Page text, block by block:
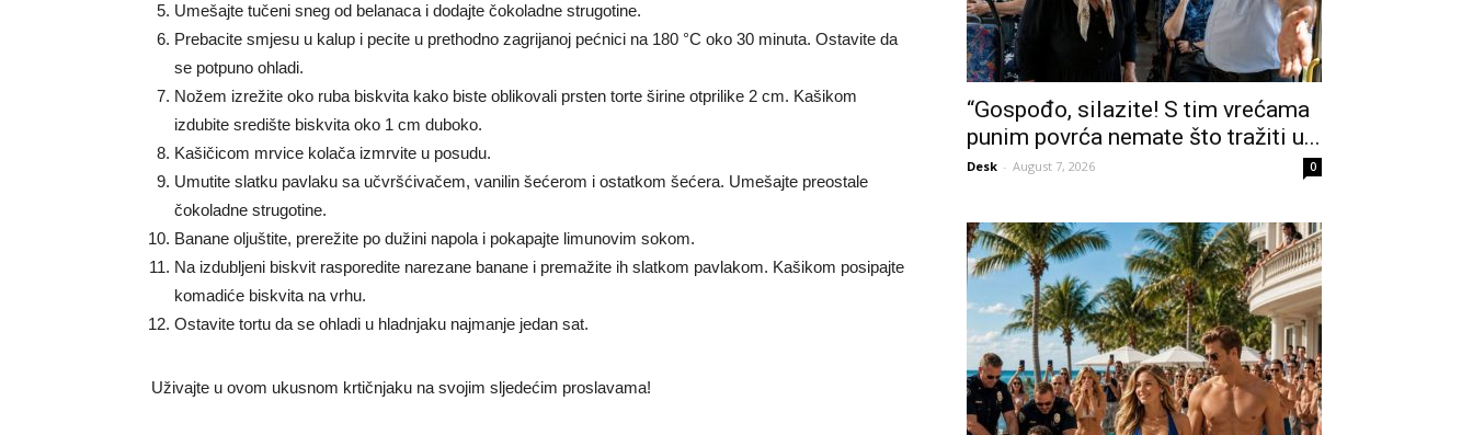
Umešajte tučeni sneg od belanaca i dodajte čokoladne strugotine.
Prebacite smjesu u kalup i pecite u prethodno zagrijanoj pećnici na 180 °C oko 30 minuta. Ostavite da
se potpuno ohladi.
Nožem izrežite oko ruba biskvita kako biste oblikovali prsten torte širine otprilike 2 cm. Kašikom
izdubite središte biskvita oko 1 cm duboko.
Kašičicom mrvice kolača izmrvite u posudu.
Umutite slatku pavlaku sa učvršćivačem, vanilin šećerom i ostatkom šećera. Umešajte preostale
čokoladne strugotine.
Banane oljuštite, prerežite po dužini napola i pokapajte limunovim sokom.
Na izdubljeni biskvit rasporedite narezane banane i premažite ih slatkom pavlakom. Kašikom posipajte
komadiće biskvita na vrhu.
Ostavite tortu da se ohladi u hladnjaku najmanje jedan sat.
Uživajte u ovom ukusnom krtičnjaku na svojim sljedećim proslavama!
“Gospođo, silazite! S tim vrećama
punim povrća nemate što tražiti u...
Desk - August 7, 2026 0